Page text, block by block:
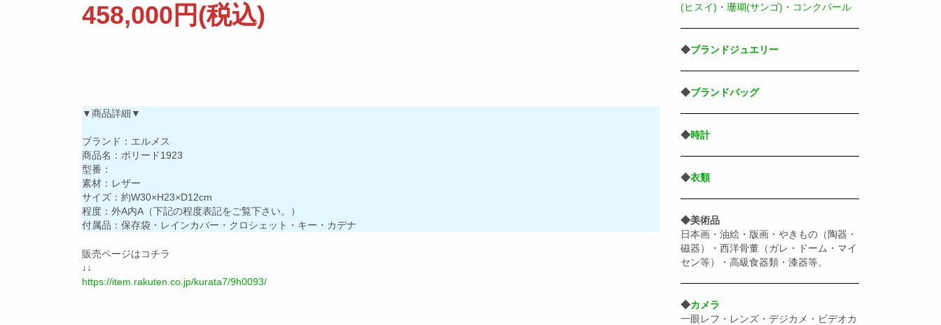
458,000円(税込)
▼商品詳細▼
ブランド：エルメス
商品名：ボリード1923
型番：
素材：レザー
サイズ：約W30×H23×D12cm
程度：外A内A（下記の程度表記をご覧下さい。）
付属品：保存袋・レインカバー・クロシェット・キー・カデナ
販売ページはコチラ
↓↓
https://item.rakuten.co.jp/kurata7/9h0093/
(ヒスイ) ・ 珊瑚(サンゴ) ・ コンクパール
◆ブランドジュエリー
◆ブランドバッグ
◆時計
◆衣類
◆美術品
日本画・油絵・版画・やきもの（陶器・
磁器）・西洋骨董（ガレ・ドーム・マイ
セン等）・高級食器類・漆器等。
◆カメラ
一眼レフ・レンズ・デジカメ・ビデオカ